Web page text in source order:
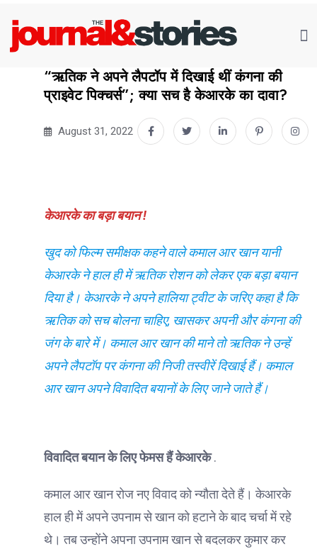
“ऋतिक ने अपने लैपटॉप में दिखाई थीं कंगना की
प्राइवेट पिक्चर्स”; क्या सच है केआरके का दावा?
August 31, 2022
केआरके का बड़ा बयान !
खुद को फिल्म समीक्षक कहने वाले कमाल आर खान यानी
केआरके ने हाल ही में ऋतिक रोशन को लेकर एक बड़ा बयान
दिया है। केआरके ने अपने हालिया ट्वीट के जरिए कहा है कि
ऋतिक को सच बोलना चाहिए, खासकर अपनी और कंगना की
जंग के बारे में। कमाल आर खान की माने तो ऋतिक ने उन्हें
अपने लैपटॉप पर कंगना की निजी तस्वीरें दिखाई हैं। कमाल
आर खान अपने विवादित बयानों के लिए जाने जाते हैं।
विवादित बयान के लिए फेमस हैं केआरके.
कमाल आर खान रोज नए विवाद को न्यौता देते हैं। केआरके
हाल ही में अपने उपनाम से खान को हटाने के बाद चर्चा में रहे
थे। तब उन्होंने अपना उपनाम खान से बदलकर कुमार कर